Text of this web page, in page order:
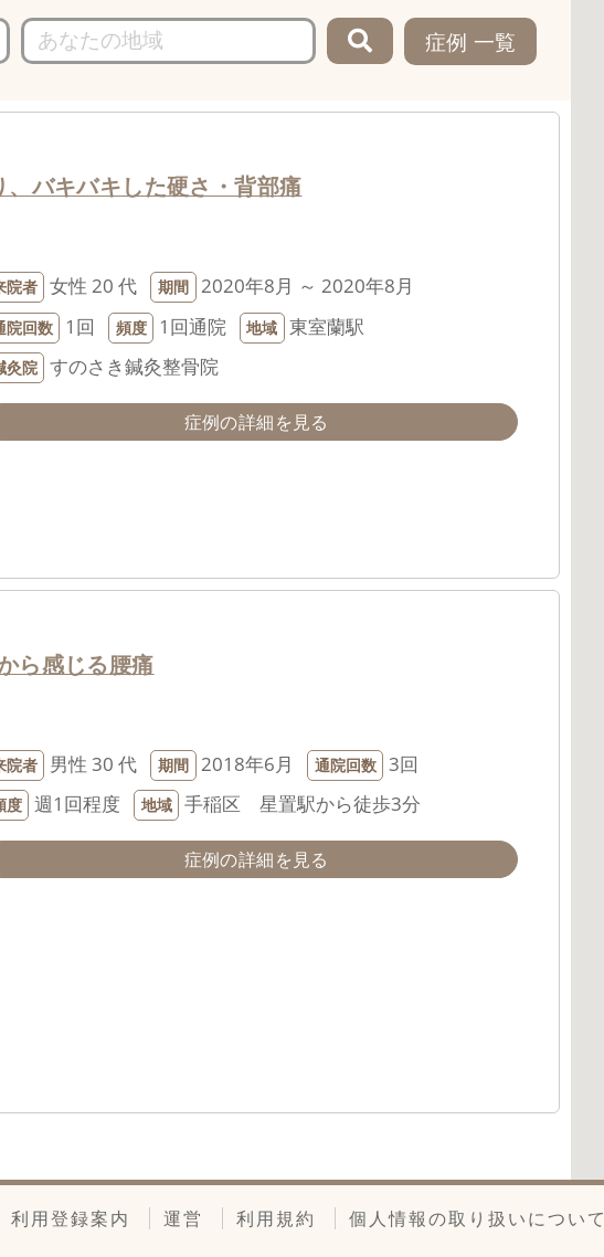
症例 一覧
バキバキした硬さ・背部痛
院者 女性 20 代 期間 2020年8月 ～ 2020年8月
院回数 1回 頻度 1回通院 地域 東室蘭駅
灸院 すのさき鍼灸整骨院
症例の詳細を見る
ら感じる腰痛
院者 男性 30 代 期間 2018年6月 通院回数 3回
度 週1回程度 地域 手稲区 星置駅から徒歩3分
症例の詳細を見る
利用登録案内 運営 利用規約 個人情報の取り扱いについて